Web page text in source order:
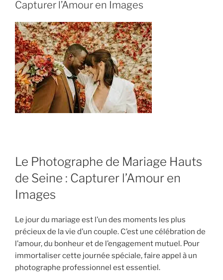
Capturer l’Amour en Images
Le Photographe de Mariage Hauts
de Seine : Capturer l’Amour en
Images
Le jour du mariage est l’un des moments les plus
précieux de la vie d’un couple. C’est une célébration de
l’amour, du bonheur et de l’engagement mutuel. Pour
immortaliser cette journée spéciale, faire appel à un
photographe professionnel est essentiel.